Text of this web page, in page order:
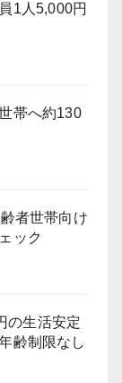
1人5,000円
帯へ約130
者世帯向け
ック
の生活安定
齢制限なし